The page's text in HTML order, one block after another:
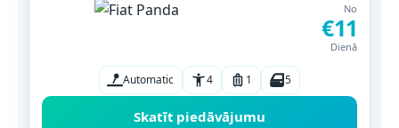
No
€11
Dienā
Automatic 4 1 5
Skatīt piedāvājumu